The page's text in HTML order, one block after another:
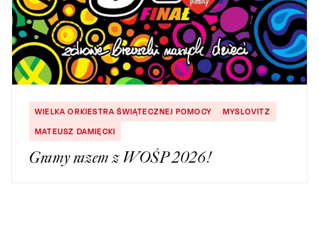
WIELKA ORKIESTRA ŚWIĄTECZNEJ POMOCY
MYSLOVITZ
MATEUSZ DAMIĘCKI
Gramy razem z WOŚP 2026!